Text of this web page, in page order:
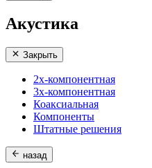
Акустика
Закрыть
2х-компонентная
3х-компонентная
Коаксиальная
Компоненты
Штатные решения
назад